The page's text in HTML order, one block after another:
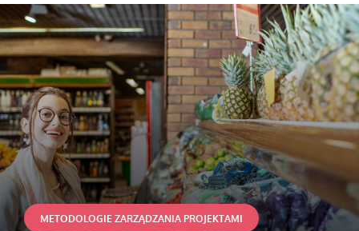
METODOLOGIE ZARZĄDZANIA PROJEKTAMI